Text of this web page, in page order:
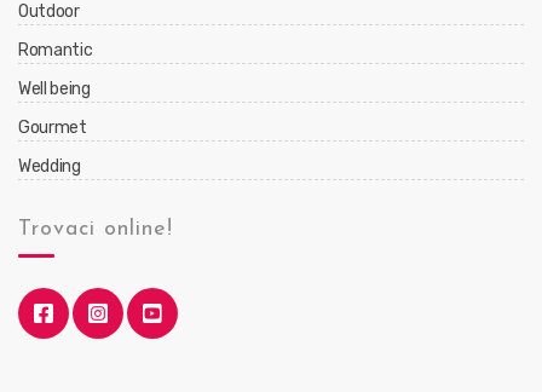
Outdoor
Romantic
Well being
Gourmet
Wedding
Trovaci online!